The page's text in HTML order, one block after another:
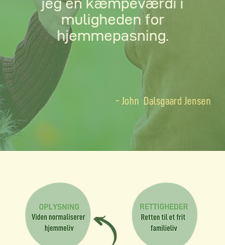
muligheden for
hjemmepasning.
- John Dalsgaard Jensen